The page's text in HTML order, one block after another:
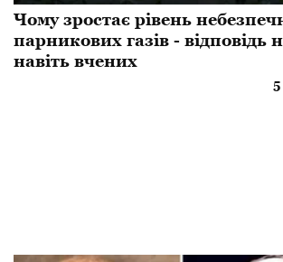
Чому зростає рівень
парникових газів - відповідь
навіть вчених